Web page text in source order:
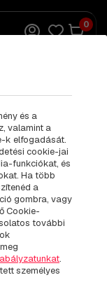
0
és a
valamint a
k elfogadását.
cookie-jai
funkciókat, és
Ha több
a
gombra, vagy
Cookie-
további
.
személyes